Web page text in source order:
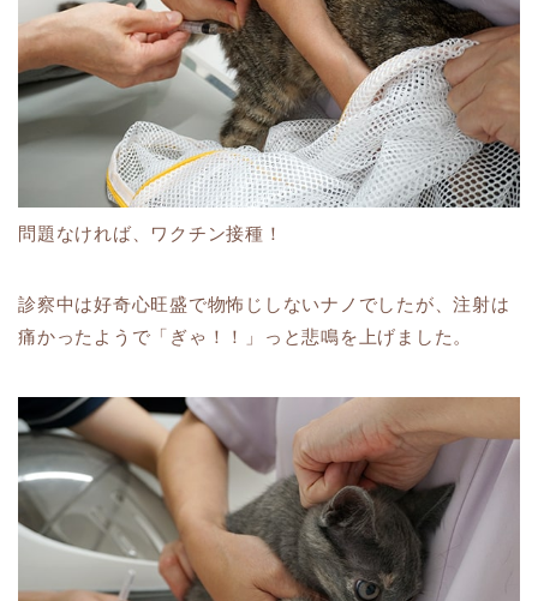
問題なければ、ワクチン接種！
診察中は好奇心旺盛で物怖じしないナノでしたが、注射は
痛かったようで「ぎゃ！！」っと悲鳴を上げました。